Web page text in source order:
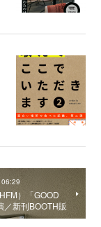
）「GOOD
／新刊BOOTH販